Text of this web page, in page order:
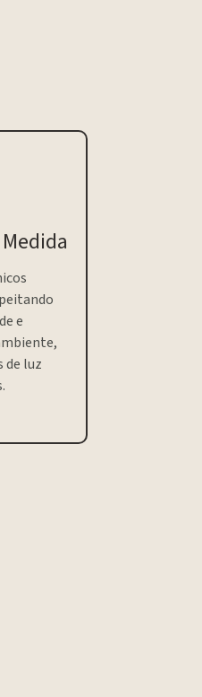
e
de luz